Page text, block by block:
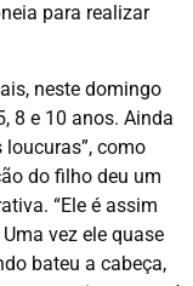
para realizar
neste domingo
8 e 10 anos. Ainda
como
do filho deu um
“Ele é assim
vez ele quase
bateu a cabeça,